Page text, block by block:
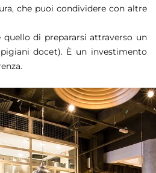
che puoi condividere con altre
di prepararsi attraverso un
docet). È un investimento